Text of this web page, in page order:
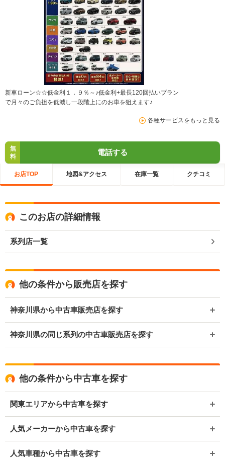
新車ローン☆☆低金利１．９％～♪低金利+最長120回払いプラン
で月々のご負担を低減し一段階上にのお車を狙えます♪
各種サービスをもっと見る
無
料
電話する
お店TOP 地図&アクセス 在庫一覧 クチコミ
このお店の詳細情報
系列店一覧
他の条件から販売店を探す
神奈川県から中古車販売店を探す
神奈川県の同じ系列の中古車販売店を探す
他の条件から中古車を探す
関東エリアから中古車を探す
人気メーカーから中古車を探す
人気車種から中古車を探す